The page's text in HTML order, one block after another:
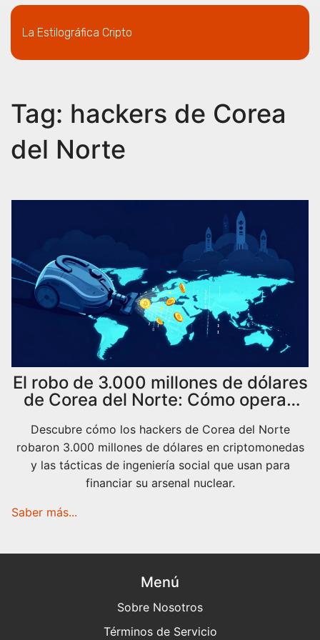
La Estilográfica Cripto
Tag: hackers de Corea
del Norte
El robo de 3.000 millones de dólares
de Corea del Norte: Cómo operan
Descubre cómo los hackers de Corea del Norte
robaron 3.000 millones de dólares en criptomonedas
y las tácticas de ingeniería social que usan para
financiar su arsenal nuclear.
Saber más...
Menú
Sobre Nosotros
Términos de Servicio